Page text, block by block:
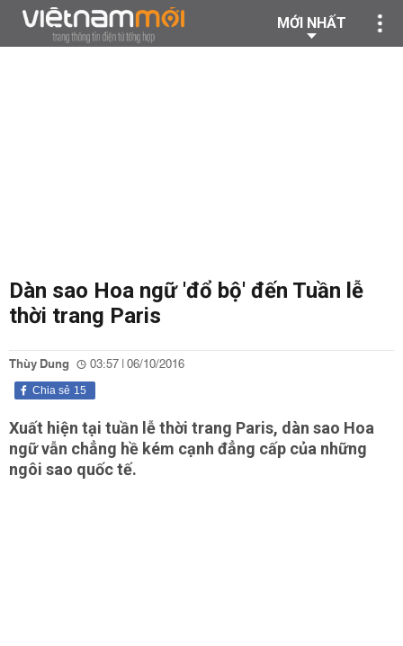
MỚI NHẤT
Dàn sao Hoa ngữ 'đổ bộ' đến Tuần lễ
thời trang Paris
Thùy Dung 03:57 | 06/10/2016
15
Chia sẻ
Xuất hiện tại tuần lễ thời trang Paris, dàn sao Hoa
ngữ vẫn chẳng hề kém cạnh đẳng cấp của những
ngôi sao quốc tế.